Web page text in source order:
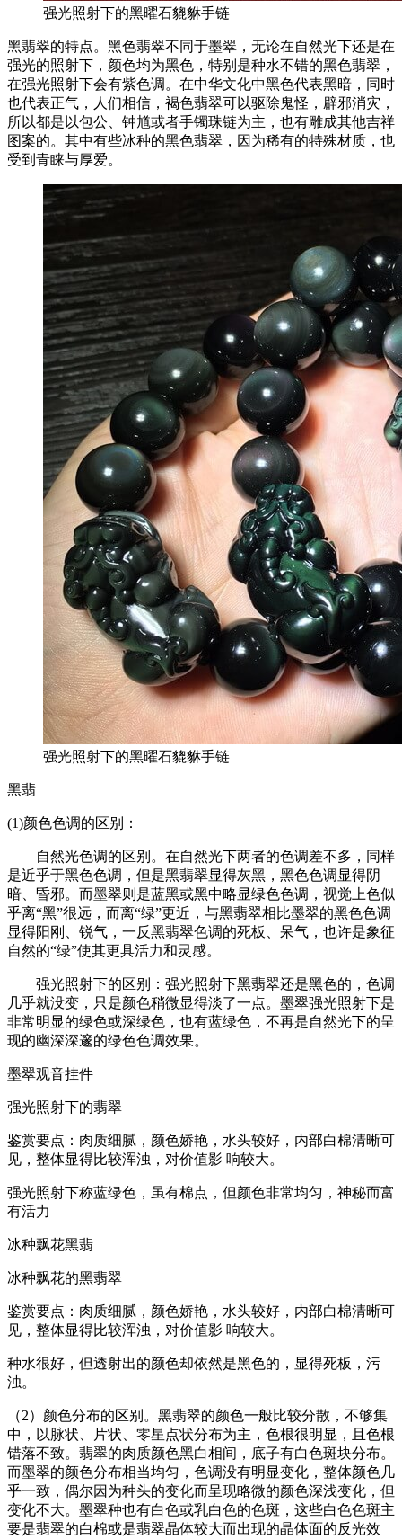
强光照射下的黑曜石貔貅手链
黑翡翠的特点。黑色翡翠不同于墨翠，无论在自然光下还是在
强光的照射下，颜色均为黑色，特别是种水不错的黑色翡翠，
在强光照射下会有紫色调。在中华文化中黑色代表黑暗，同时
也代表正气，人们相信，褐色翡翠可以驱除鬼怪，辟邪消灾，
所以都是以包公、钟馗或者手镯珠链为主，也有雕成其他吉祥
图案的。其中有些冰种的黑色翡翠，因为稀有的特殊材质，也
受到青睐与厚爱。
强光照射下的黑曜石貔貅手链
黑翡
(1)颜色色调的区别：
自然光色调的区别。在自然光下两者的色调差不多，同样
是近乎于黑色色调，但是黑翡翠显得灰黑，黑色色调显得阴
暗、昏邪。而墨翠则是蓝黑或黑中略显绿色色调，视觉上色似
乎离“黑”很远，而离“绿”更近，与黑翡翠相比墨翠的黑色色调
显得阳刚、锐气，一反黑翡翠色调的死板、呆气，也许是象征
自然的“绿”使其更具活力和灵感。
强光照射下的区别：强光照射下黑翡翠还是黑色的，色调
几乎就没变，只是颜色稍微显得淡了一点。墨翠强光照射下是
非常明显的绿色或深绿色，也有蓝绿色，不再是自然光下的呈
现的幽深深邃的绿色色调效果。
墨翠观音挂件
强光照射下的翡翠
鉴赏要点：肉质细腻，颜色娇艳，水头较好，内部白棉清晰可
见，整体显得比较浑浊，对价值影 响较大。
强光照射下称蓝绿色，虽有棉点，但颜色非常均匀，神秘而富
有活力
冰种飘花黑翡
冰种飘花的黑翡翠
鉴赏要点：肉质细腻，颜色娇艳，水头较好，内部白棉清晰可
见，整体显得比较浑浊，对价值影 响较大。
种水很好，但透射出的颜色却依然是黑色的，显得死板，污
浊。
（2）颜色分布的区别。黑翡翠的颜色一般比较分散，不够集
中，以脉状、片状、零星点状分布为主，色根很明显，且色根
错落不致。翡翠的肉质颜色黑白相间，底子有白色斑块分布。
而墨翠的颜色分布相当均匀，色调没有明显变化，整体颜色几
乎一致，偶尔因为种头的变化而呈现略微的颜色深浅变化，但
变化不大。墨翠种也有白色或乳白色的色斑，这些白色色斑主
要是翡翠的白棉或是翡翠晶体较大而出现的晶体面的反光效